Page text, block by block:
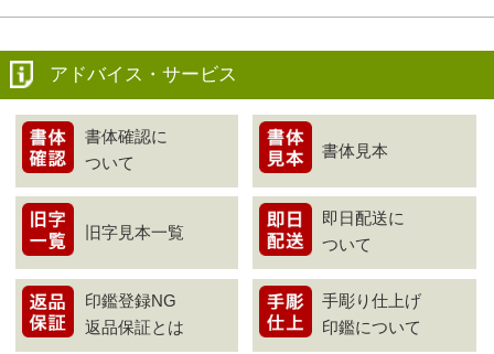
アドバイス・サービス
書体確認に
ついて
書体見本
旧字見本一覧
即日配送に
ついて
印鑑登録NG
返品保証とは
手彫り仕上げ
印鑑について